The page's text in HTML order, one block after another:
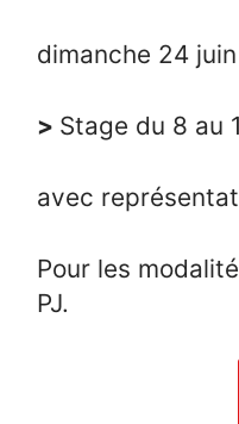
dimanche 24
> Stage du 8 au
avec
Pour les
PJ.